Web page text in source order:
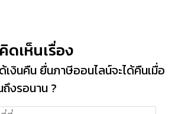
ดเห็นเรื่อง
งินคืน ยื่นภาษีออนไลน์จะได้คืนเมื่อ
ถึงรอนาน ?